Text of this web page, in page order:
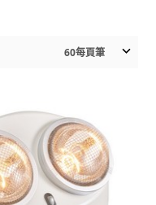
60每頁筆